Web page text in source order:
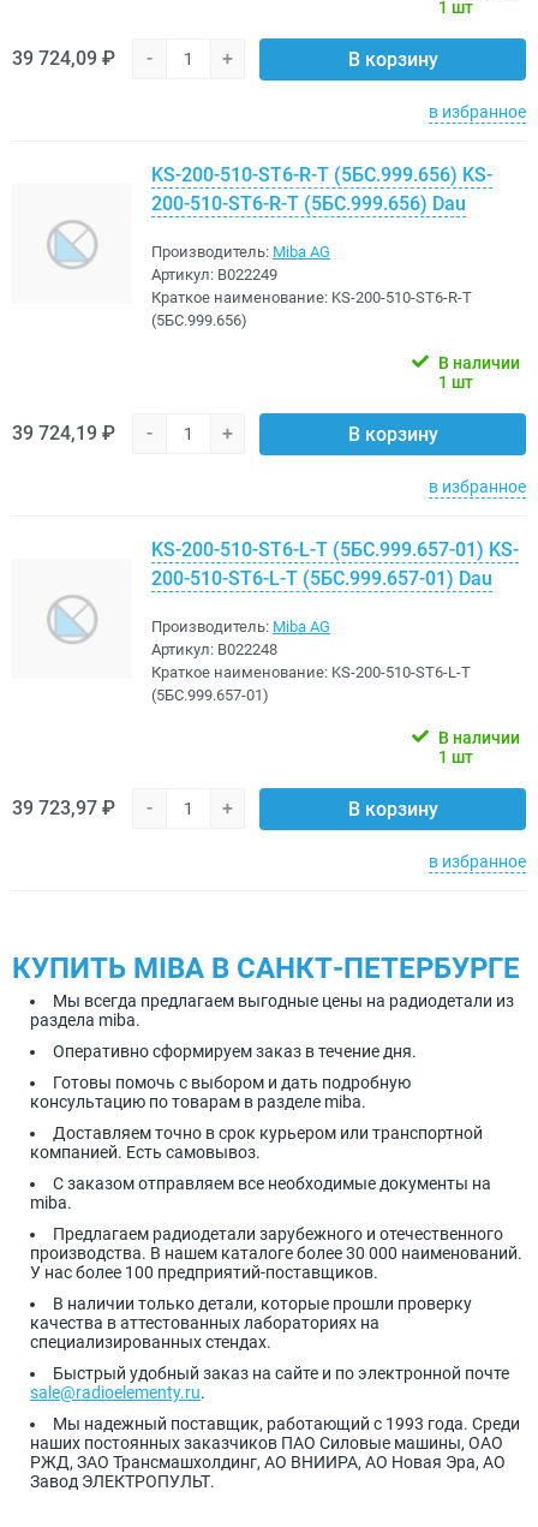
1 шт
39 724,09 ₽ - + В корзину
в избранное
KS-200-510-ST6-R-T (5БС.999.656) KS-
200-510-ST6-R-T (5БС.999.656) Dau
Производитель: Miba AG
Артикул: B022249
Краткое наименование: KS-200-510-ST6-R-T
(5БС.999.656)
В наличии
1 шт
39 724,19 ₽ - + В корзину
в избранное
KS-200-510-ST6-L-T (5БС.999.657-01) KS-
200-510-ST6-L-T (5БС.999.657-01) Dau
Производитель: Miba AG
Артикул: B022248
Краткое наименование: KS-200-510-ST6-L-T
(5БС.999.657-01)
В наличии
1 шт
39 723,97 ₽ - + В корзину
в избранное
КУПИТЬ MIBA В САНКТ-ПЕТЕРБУРГЕ
Мы всегда предлагаем выгодные цены на радиодетали из
раздела miba.
Оперативно сформируем заказ в течение дня.
Готовы помочь с выбором и дать подробную
консультацию по товарам в разделе miba.
Доставляем точно в срок курьером или транспортной
компанией. Есть самовывоз.
С заказом отправляем все необходимые документы на
miba.
Предлагаем радиодетали зарубежного и отечественного
производства. В нашем каталоге более 30 000 наименований.
У нас более 100 предприятий-поставщиков.
В наличии только детали, которые прошли проверку
качества в аттестованных лабораториях на
специализированных стендах.
Быстрый удобный заказ на сайте и по электронной почте
sale@radioelementy.ru.
Мы надежный поставщик, работающий с 1993 года. Среди
наших постоянных заказчиков ПАО Силовые машины, ОАО
РЖД, ЗАО Трансмашхолдинг, АО ВНИИРА, АО Новая Эра, АО
Завод ЭЛЕКТРОПУЛЬТ.